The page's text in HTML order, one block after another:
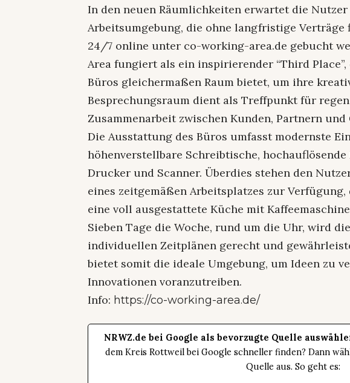
In den neuen Räumlichkeiten erwartet die
Arbeitsumgebung, die ohne langfristige
24/7 online unter co-working-area.de gebucht
Area fungiert als ein inspirierender “Third
Büros gleichermaßen Raum bietet, um ihre
Besprechungsraum dient als Treffpunkt für
Zusammenarbeit zwischen Kunden, Partnern
Die Ausstattung des Büros umfasst modernste
höhenverstellbare Schreibtische,
Drucker und Scanner. Überdies stehen den
eines zeitgemäßen Arbeitsplatzes zur
eine voll ausgestattete Küche mit
Sieben Tage die Woche, rund um die Uhr, wird
individuellen Zeitplänen gerecht und
bietet somit die ideale Umgebung, um Ideen zu
Innovationen voranzutreiben.
Info: https://co-working-area.de/
NRWZ.de bei Google als bevorzugte Quelle
dem Kreis Rottweil bei Google schneller finden? Dann
Quelle aus. So geht es: